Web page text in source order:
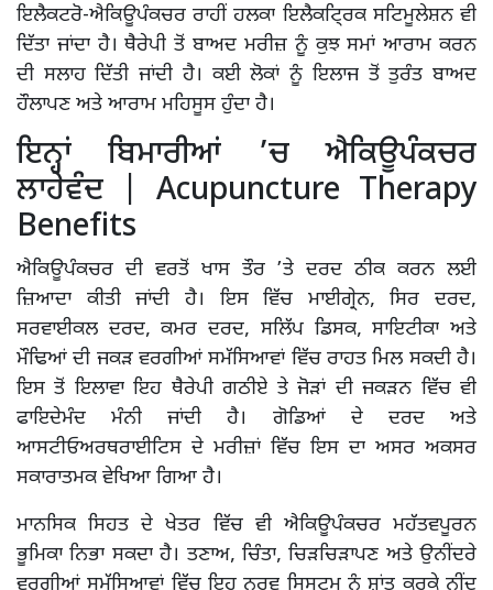
ਇਲੈਕਟਰੋ-ਐਕਿਊਪੰਕਚਰ ਰਾਹੀਂ ਹਲਕਾ ਇਲੈਕਟਿ੍ਰਕ ਸਟਿਮੂਲੇਸ਼ਨ ਵੀ
ਦਿੱਤਾ ਜਾਂਦਾ ਹੈ। ਥੈਰੇਪੀ ਤੋਂ ਬਾਅਦ ਮਰੀਜ਼ ਨੂੰ ਕੁਝ ਸਮਾਂ ਆਰਾਮ ਕਰਨ
ਦੀ ਸਲਾਹ ਦਿੱਤੀ ਜਾਂਦੀ ਹੈ। ਕਈ ਲੋਕਾਂ ਨੂੰ ਇਲਾਜ ਤੋਂ ਤੁਰੰਤ ਬਾਅਦ
ਹੌਲਾਪਣ ਅਤੇ ਆਰਾਮ ਮਹਿਸੂਸ ਹੁੰਦਾ ਹੈ।
ਇਨ੍ਹਾਂ ਬਿਮਾਰੀਆਂ ’ਚ ਐਕਿਊਪੰਕਚਰ
ਲਾਹੇਵੰਦ | Acupuncture Therapy
Benefits
ਐਕਿਊਪੰਕਚਰ ਦੀ ਵਰਤੋਂ ਖਾਸ ਤੌਰ ’ਤੇ ਦਰਦ ਠੀਕ ਕਰਨ ਲਈ
ਜ਼ਿਆਦਾ ਕੀਤੀ ਜਾਂਦੀ ਹੈ। ਇਸ ਵਿੱਚ ਮਾਈਗ੍ਰੇਨ, ਸਿਰ ਦਰਦ,
ਸਰਵਾਈਕਲ ਦਰਦ, ਕਮਰ ਦਰਦ, ਸਲਿੱਪ ਡਿਸਕ, ਸਾਇਟੀਕਾ ਅਤੇ
ਮੌਢਿਆਂ ਦੀ ਜਕੜ ਵਰਗੀਆਂ ਸਮੱਸਿਆਵਾਂ ਵਿੱਚ ਰਾਹਤ ਮਿਲ ਸਕਦੀ ਹੈ।
ਇਸ ਤੋਂ ਇਲਾਵਾ ਇਹ ਥੈਰੇਪੀ ਗਠੀਏ ਤੇ ਜੋੜਾਂ ਦੀ ਜਕੜਨ ਵਿੱਚ ਵੀ
ਫਾਇਦੇਮੰਦ ਮੰਨੀ ਜਾਂਦੀ ਹੈ। ਗੋਡਿਆਂ ਦੇ ਦਰਦ ਅਤੇ
ਆਸਟੀਓਅਰਥਰਾਈਟਿਸ ਦੇ ਮਰੀਜ਼ਾਂ ਵਿੱਚ ਇਸ ਦਾ ਅਸਰ ਅਕਸਰ
ਸਕਾਰਾਤਮਕ ਵੇਖਿਆ ਗਿਆ ਹੈ।
ਮਾਨਸਿਕ ਸਿਹਤ ਦੇ ਖੇਤਰ ਵਿੱਚ ਵੀ ਐਕਿਊਪੰਕਚਰ ਮਹੱਤਵਪੂਰਨ
ਭੂਮਿਕਾ ਨਿਭਾ ਸਕਦਾ ਹੈ। ਤਣਾਅ, ਚਿੰਤਾ, ਚਿੜਚਿੜਾਪਣ ਅਤੇ ਉਨੀਂਦਰੇ